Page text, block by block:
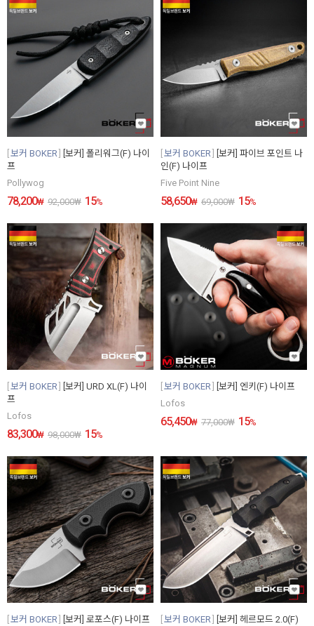
보커 BOKER
[보커] 폴리워그(F) 나이
프
Pollywog
78,200₩ 92,000₩ 15%
보커 BOKER
[보커] 파이브 포인트 나
인(F) 나이프
Five Point Nine
58,650₩ 69,000₩ 15%
보커 BOKER
[보커] URD XL(F) 나이
프
Lofos
83,300₩ 98,000₩ 15%
보커 BOKER
[보커] 엔키(F) 나이프
Lofos
65,450₩ 77,000₩ 15%
보커 BOKER
[보커] 로포스(F) 나이프
보커 BOKER
[보커] 헤르모드 2.0(F)